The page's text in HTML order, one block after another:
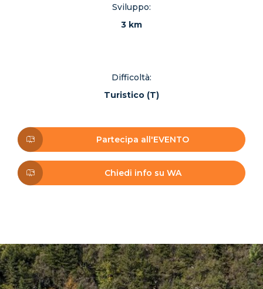
Sviluppo:
3 km
Difficoltà:
Turistico (T)
Partecipa all'EVENTO
Chiedi info su WA